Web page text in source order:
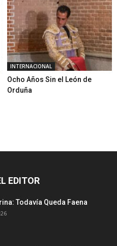
INTERNACIONAL
Ocho Años Sin el León de
Orduña
EDITOR
Todavía Queda Faena